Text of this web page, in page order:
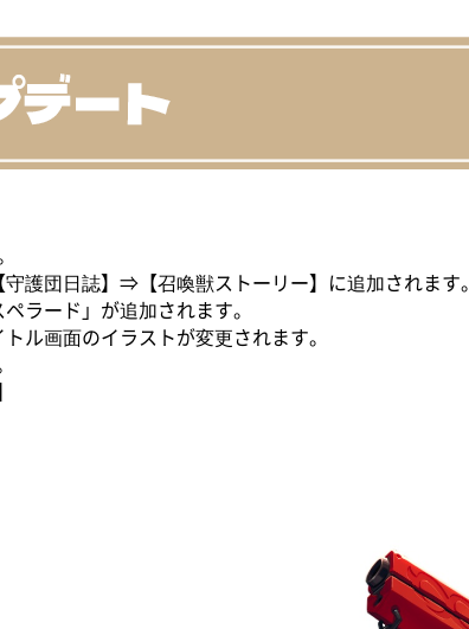
護団日誌】⇒【召喚獣ストーリー】に追加されます。
ラード」が追加されます。
ル画面のイラストが変更されます。